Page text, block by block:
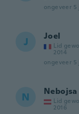
ongeveer 5
J Joel
Lid
2014
ongeveer 5
N Nebojsa
Lid
2016